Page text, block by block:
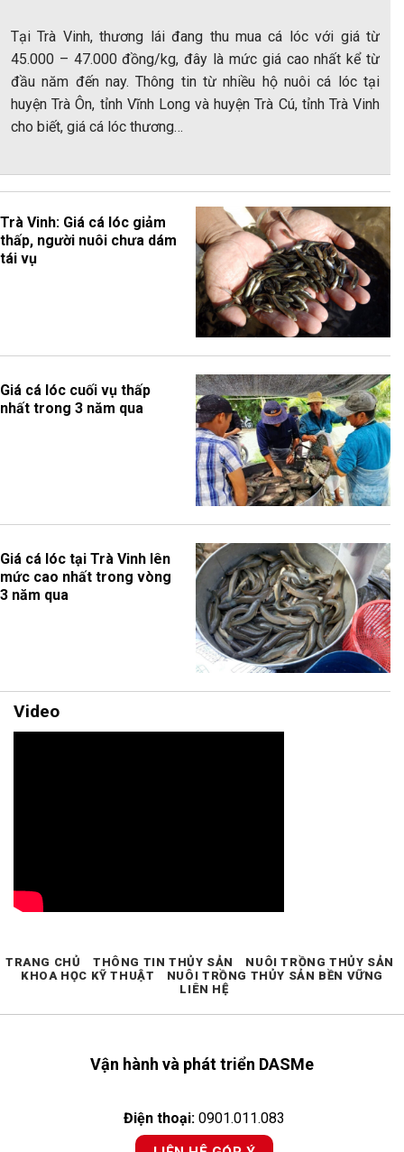
Tại Trà Vinh, thương lái đang thu mua cá lóc với giá từ
45.000 – 47.000 đồng/kg, đây là mức giá cao nhất kể từ
đầu năm đến nay. Thông tin từ nhiều hộ nuôi cá lóc tại
huyện Trà Ôn, tỉnh Vĩnh Long và huyện Trà Cú, tỉnh Trà Vinh
cho biết, giá cá lóc thương…
Trà Vinh: Giá cá lóc giảm
thấp, người nuôi chưa dám
tái vụ
Giá cá lóc cuối vụ thấp
nhất trong 3 năm qua
Giá cá lóc tại Trà Vinh lên
mức cao nhất trong vòng
3 năm qua
Video
Vận hành và phát triển DASMe
Điện thoại: 0901.011.083
TRANG CHỦ THÔNG TIN THỦY SẢN
NUÔI TRỒNG THỦY SẢN
KHOA HỌC KỸ THUẬT
NUÔI TRỒNG THỦY SẢN BỀN VỮNG
LIÊN HỆ